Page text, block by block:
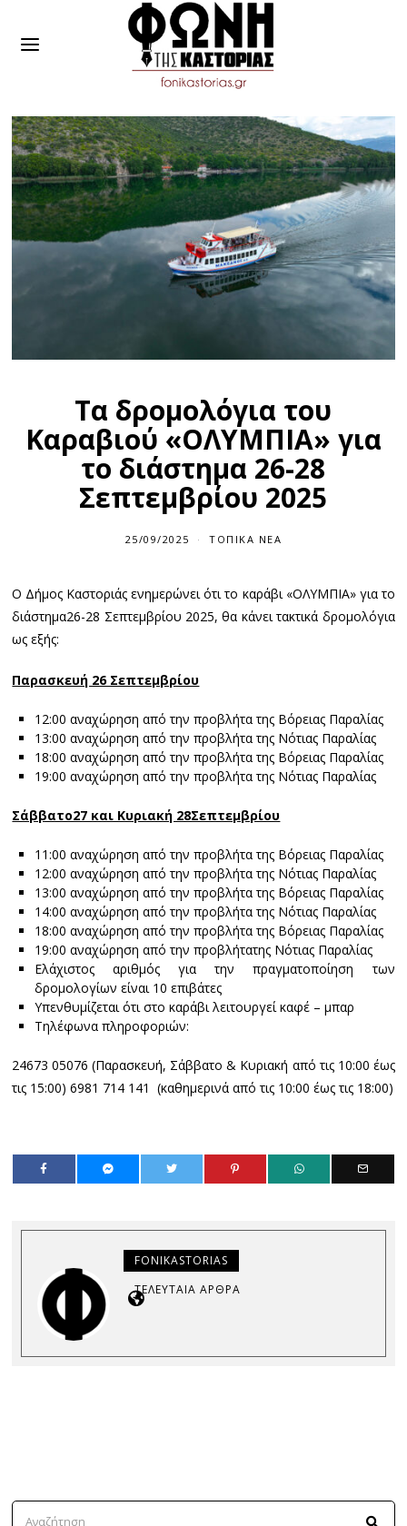
Τα δρομολόγια του
Καραβιού «ΟΛΥΜΠΙΑ» για
το διάστημα 26-28
Σεπτεμβρίου 2025
25/09/2025 ΤΟΠΙΚΆ ΝΈΑ
Ο Δήμος Καστοριάς ενημερώνει ότι το καράβι «ΟΛΥΜΠΙΑ» για το
διάστημα26-28 Σεπτεμβρίου 2025, θα κάνει τακτικά δρομολόγια
ως εξής:
Παρασκευή 26 Σεπτεμβρίου
12:00 αναχώρηση από την προβλήτα της Βόρειας Παραλίας
13:00 αναχώρηση από την προβλήτα της Νότιας Παραλίας
18:00 αναχώρηση από την προβλήτα της Βόρειας Παραλίας
19:00 αναχώρηση από την προβλήτα της Νότιας Παραλίας
Σάββατο27 και Κυριακή 28Σεπτεμβρίου
11:00 αναχώρηση από την προβλήτα της Βόρειας Παραλίας
12:00 αναχώρηση από την προβλήτα της Νότιας Παραλίας
13:00 αναχώρηση από την προβλήτα της Βόρειας Παραλίας
14:00 αναχώρηση από την προβλήτα της Νότιας Παραλίας
18:00 αναχώρηση από την προβλήτα της Βόρειας Παραλίας
19:00 αναχώρηση από την προβλήτατης Νότιας Παραλίας
Ελάχιστος αριθμός για την πραγματοποίηση των
δρομολογίων είναι 10 επιβάτες
Υπενθυμίζεται ότι στο καράβι λειτουργεί καφέ – μπαρ
Τηλέφωνα πληροφοριών:
24673 05076 (Παρασκευή, Σάββατο & Κυριακή από τις 10:00 έως
τις 15:00) 6981 714 141 (καθημερινά από τις 10:00 έως τις 18:00)
FONIKASTORIAS
ΤΕΛΕΥΤΑΊΑ ΆΡΘΡΑ